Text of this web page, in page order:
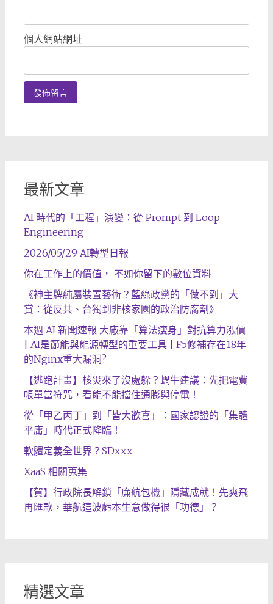
個人網站網址
最新文章
AI 時代的「工程」演變：從 Prompt 到 Loop
Engineering
2026/05/29 AI轉型日報
你在工作上的價值， 不如你留下的數位資料
《神主牌純屬裝置藝術？藍綠政黨的「做不到」大
賞：從反共、台獨到非核家園的政治防腐劑》
本週 AI 新聞速報 大廠靠「算法瘦身」對抗算力漲價
| AI是節能與能源轉型的重要工具 | F5修補存在18年
的Nginx重大漏洞?
【逃跑計畫】核災來了沒處躲？蝸牛建議：先把電費
帳單當符咒，看能不能擋住通膨與停電！
從「甲乙丙丁」到「皆大歡喜」：國家認證的「集體
平庸」時代正式降臨！
軟體定義全世界？SDxxx
XaaS 相關蒐集
【賀】行政院長解鎖「廉航包機」隱藏成就！先爽飛
再匯款，華航這波虧本生意做得很「功德」？
精選文章